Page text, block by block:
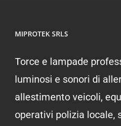
MIPROTEK SRLS
Torce e lampade
luminosi e sonori di
allestimento veicoli,
operativi polizia locale,